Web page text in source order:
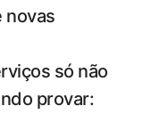
novas
só não
provar: